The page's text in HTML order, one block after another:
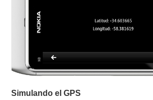
Simulando el GPS